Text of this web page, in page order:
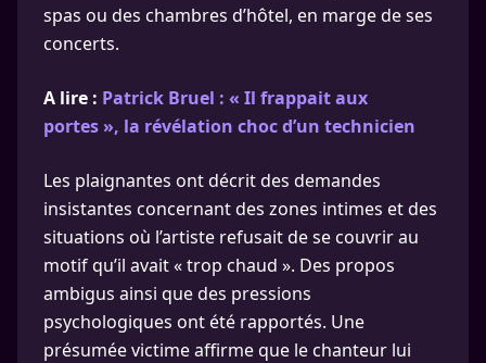
spas ou des chambres d’hôtel, en marge de ses
concerts.
A lire : Patrick Bruel : « Il frappait aux
portes », la révélation choc d’un technicien
Les plaignantes ont décrit des demandes
insistantes concernant des zones intimes et des
situations où l’artiste refusait de se couvrir au
motif qu’il avait « trop chaud ». Des propos
ambigus ainsi que des pressions
psychologiques ont été rapportés. Une
présumée victime affirme que le chanteur lui